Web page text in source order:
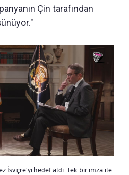
Çin tarafından
İsviçre'yi hedef aldı: Tek bir imza ile